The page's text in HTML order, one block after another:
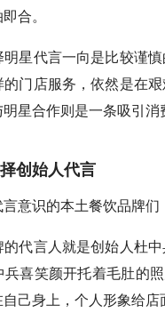
合。
星代言一向是比较谨
门店服务，依然是在
星合作则是一条吸引消
创始人代言
意识的本土餐饮品牌们
代言人就是创始人杜
喜笑颜开托着毛肚的
己身上，个人形象给店